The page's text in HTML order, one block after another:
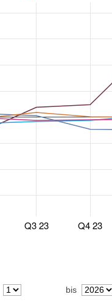
Q3 23 Q4 23
bis